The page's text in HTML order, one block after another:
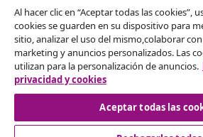
Descubre mas
Al hacer clic en “Aceptar todas las cookies”,
cookies se guarden en su dispositivo para
sitio, analizar el uso del mismo,colaborar
marketing y anuncios personalizados. Las
utilizan para la personalización de anuncios.
privacidad y cookies
Aceptar todas las